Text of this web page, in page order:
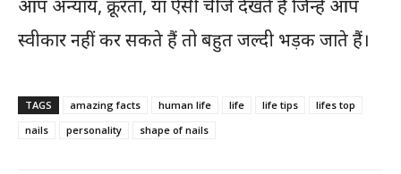
आप अन्याय, क्रूरता, या ऐसी चीजें देखते हैं जिन्हें आप
स्वीकार नहीं कर सकते हैं तो बहुत जल्दी भड़क जाते हैं।
TAGS amazing facts human life life life tips
lifes top
nails
personality shape of nails